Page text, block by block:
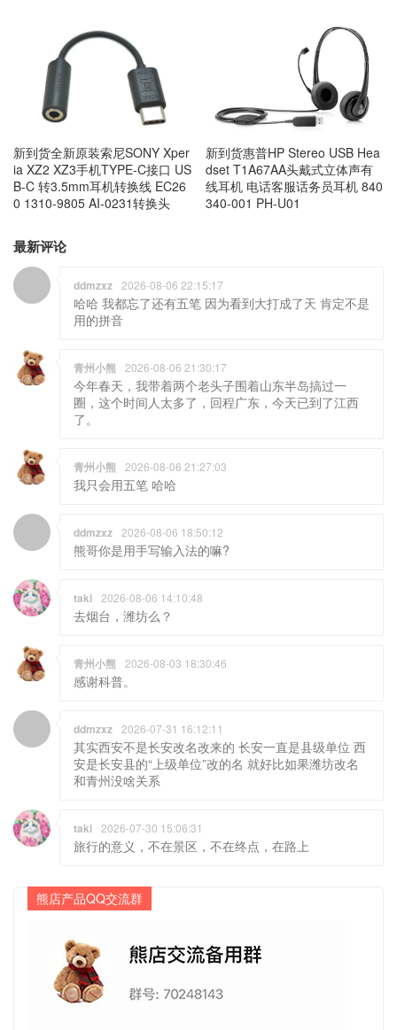
新到货全新原装索尼SONY Xper
ia XZ2 XZ3手机TYPE-C接口 US
B-C 转3.5mm耳机转换线 EC26
0 1310-9805 AI-0231转换头
新到货惠普HP Stereo USB Hea
dset T1A67AA头戴式立体声有
线耳机 电话客服话务员耳机 840
340-001 PH-U01
最新评论
ddmzxz 2026-08-06 22:15:17
哈哈 我都忘了还有五笔 因为看到大打成了天 肯定不是
用的拼音
青州小熊 2026-08-06 21:30:17
今年春天，我带着两个老头子围着山东半岛搞过一
圈，这个时间人太多了，回程广东，今天已到了江西
了。
青州小熊 2026-08-06 21:27:03
我只会用五笔 哈哈
ddmzxz 2026-08-06 18:50:12
熊哥你是用手写输入法的嘛?
taki 2026-08-06 14:10:48
去烟台，潍坊么？
青州小熊 2026-08-03 18:30:46
感谢科普。
ddmzxz 2026-07-31 16:12:11
其实西安不是长安改名改来的 长安一直是县级单位 西
安是长安县的“上级单位”改的名 就好比如果潍坊改名
和青州没啥关系
taki 2026-07-30 15:06:31
旅行的意义，不在景区，不在终点，在路上
熊店产品QQ交流群